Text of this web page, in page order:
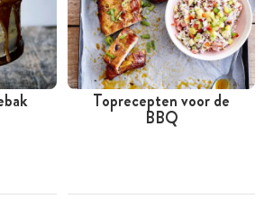
Toprecepten voor de
BBQ